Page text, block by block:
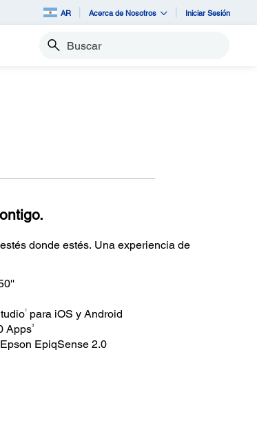
AR Acerca de Nosotros Iniciar Sesión
Buscar
donde estés. Una experiencia de
1para iOS y Android
Apps3
EpiqSense 2.0